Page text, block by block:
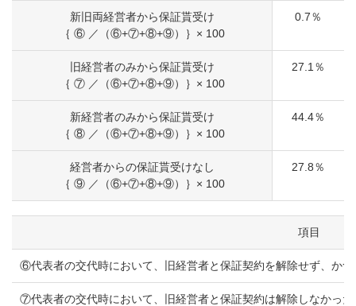
新旧両経営者から保証貰受け
｛ ⑥ ／（⑥+⑦+⑧+⑨）｝× 100
0.7％
旧経営者のみから保証貰受け
｛ ⑦ ／（⑥+⑦+⑧+⑨）｝× 100
27.1％
新経営者のみから保証貰受け
｛ ⑧ ／（⑥+⑦+⑧+⑨）｝× 100
44.4％
経営者からの保証貰受けなし
｛ ⑨ ／（⑥+⑦+⑧+⑨）｝× 100
27.8％
項目
⑥代表者の交代時において、旧経営者と保証契約を解除せず、か
⑦代表者の交代時において、旧経営者と保証契約は解除しなかっ